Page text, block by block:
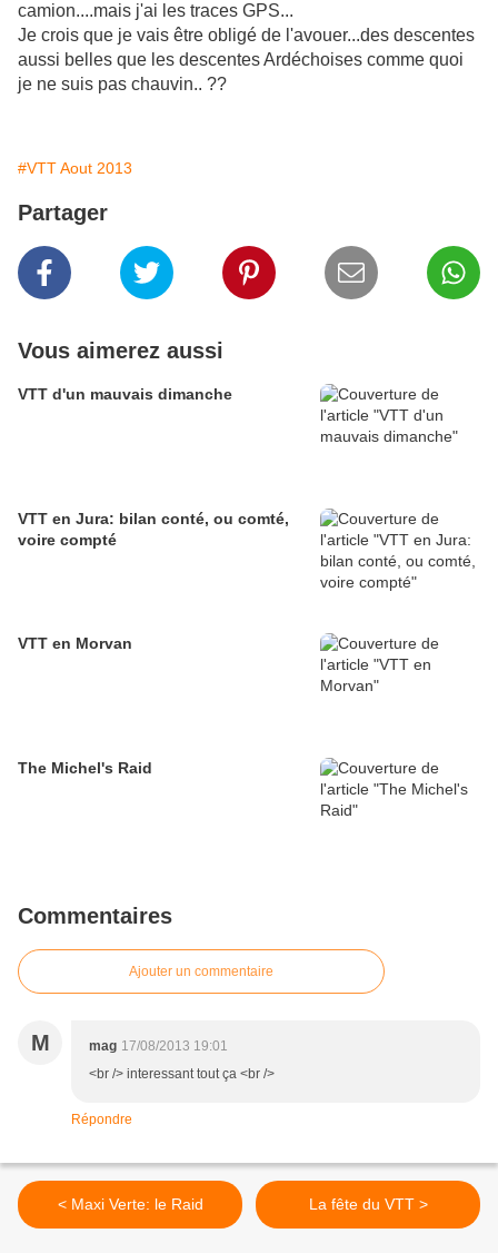
camion....mais j'ai les traces GPS...
Je crois que je vais être obligé de l'avouer...des descentes
aussi belles que les descentes Ardéchoises comme quoi
je ne suis pas chauvin.. ??
#VTT Aout 2013
Partager
Vous aimerez aussi
VTT d'un mauvais dimanche
VTT en Jura: bilan conté, ou comté,
voire compté
VTT en Morvan
The Michel's Raid
Commentaires
Ajouter un commentaire
M mag 17/08/2013 19:01
<br /> interessant tout ça <br />
Répondre
< Maxi Verte: le Raid La fête du VTT >